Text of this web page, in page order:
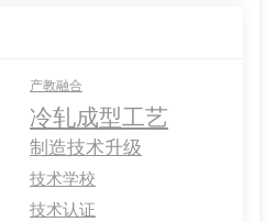
产教融合
冷轧成型工艺
制造技术升级
技术学校
技术认证